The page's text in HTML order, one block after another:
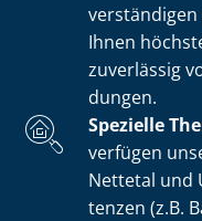
Ihnen
zuverlässig
dun­gen.
Spezielle
verfügen
Nettetal und
ten­zen (z.B.